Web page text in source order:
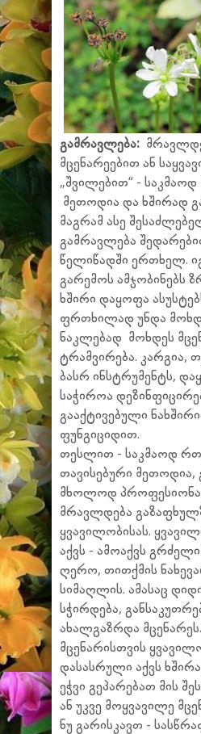
გამრავლება:
მცენარეებით ან
„შვილებით“ - საკმაოდ
მეთოდია და ხშირად
მაგრამ ასე
გამრავლება
წელიწადში ერთხელ.
გარემოს ამჯობინებს
ხშირი დაყოფა
ფრთხილად უნდა
ნაკლებად მოხდეს
ტრამვირება. კარგია,
ბასრ ინსტრუმენტს,
საჭიროა
გააქტივებული
ფუნგიციდით.
თესლით - საკმაოდ
თავისებური მეთოდია,
მხოლოდ
მრავლდება
ყვავილობისას.
აქვს - ამოაქვს
ღერო, თითქმის
სიმაღლის. ამასაც
სჭირდება,
ახალგაზრდა
მცენარისთვის
დასასრული აქვს
ეჭვი გეპარებათ მის
ან უკვე მოყვავილე
ნუ გარისკავთ -